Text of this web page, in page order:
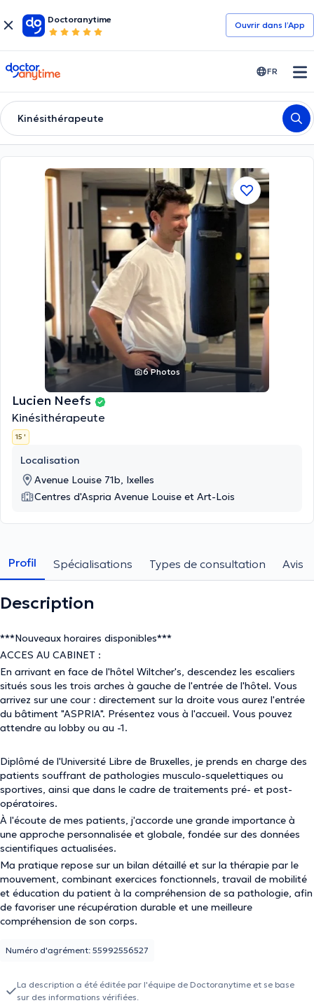
Doctoranytime
Ouvrir dans l’App
doctoranytime FR
Kinésithérapeute
6 Photos
Lucien Neefs
Kinésithérapeute
15 '
Localisation
Avenue Louise 71b, Ixelles
Centres d'Aspria Avenue Louise et Art-Lois
Profil Spécialisations Types de consultation Avis
Description
***Nouveaux horaires disponibles***
ACCES AU CABINET :
En arrivant en face de l'hôtel Wiltcher's, descendez les escaliers
situés sous les trois arches à gauche de l'entrée de l'hôtel. Vous
arrivez sur une cour : directement sur la droite vous aurez l'entrée
du bâtiment "ASPRIA". Présentez vous à l'accueil. Vous pouvez
attendre au lobby ou au -1.
Diplômé de l'Université Libre de Bruxelles, je prends en charge des
patients souffrant de pathologies musculo-squelettiques ou
sportives, ainsi que dans le cadre de traitements pré- et post-
opératoires.
À l'écoute de mes patients, j'accorde une grande importance à
une approche personnalisée et globale, fondée sur des données
scientifiques actualisées.
Ma pratique repose sur un bilan détaillé et sur la thérapie par le
mouvement, combinant exercices fonctionnels, travail de mobilité
et éducation du patient à la compréhension de sa pathologie, afin
de favoriser une récupération durable et une meilleure
compréhension de son corps.
Numéro d'agrément: 55992556527
La description a été éditée par l'équipe de Doctoranytime et se base
sur des informations vérifiées.